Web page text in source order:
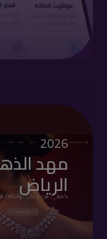
2026
مهد
الرياض